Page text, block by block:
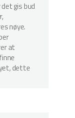
gis bud
nøye.
at
dette